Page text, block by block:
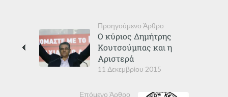
Προηγούμενο Άρθρο
11 Δεκεμβρίου 2015
Ο κύριος Δημήτρης
Κουτσούμπας και η
Αριστερά
Επόμενο Άρθρο